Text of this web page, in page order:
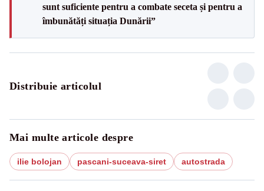
sunt suficiente pentru a combate seceta și pentru a
îmbunătăți situația Dunării”
Distribuie articolul
Mai multe articole despre
ilie bolojan pascani-suceava-siret autostrada